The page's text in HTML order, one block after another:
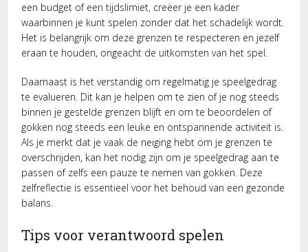
een budget of een tijdslimiet, creëer je een kader
waarbinnen je kunt spelen zonder dat het schadelijk wordt.
Het is belangrijk om deze grenzen te respecteren en jezelf
eraan te houden, ongeacht de uitkomsten van het spel.
Daarnaast is het verstandig om regelmatig je speelgedrag
te evalueren. Dit kan je helpen om te zien of je nog steeds
binnen je gestelde grenzen blijft en om te beoordelen of
gokken nog steeds een leuke en ontspannende activiteit is.
Als je merkt dat je vaak de neiging hebt om je grenzen te
overschrijden, kan het nodig zijn om je speelgedrag aan te
passen of zelfs een pauze te nemen van gokken. Deze
zelfreflectie is essentieel voor het behoud van een gezonde
balans.
Tips voor verantwoord spelen